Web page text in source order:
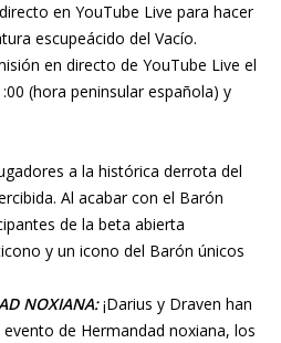
en YouTube Live para hacer
escupeácido del Vacío.
en directo de YouTube Live el
(hora peninsular española) y
a la histórica derrota del
Al acabar con el Barón
de la beta abierta
y un icono del Barón únicos
NOXIANA:¡Darius y Draven han
de Hermandad noxiana, los